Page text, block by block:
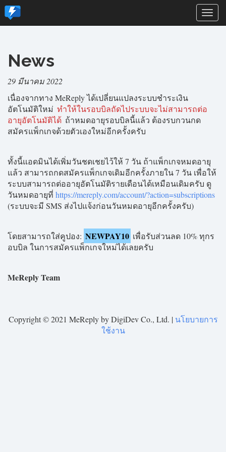
News
29 มีนาคม 2022
เนื่องจากทาง MeReply ได้เปลี่ยนแปลงระบบชำระเงิน
อัตโนมัติใหม่ ทำให้ในรอบบิลถัดไประบบจะไม่สามารถต่อ
อายุอัตโนมัติได้ ถ้าหมดอายุรอบบิลนี้แล้ว ต้องรบกวนกด
สมัครแพ็กเกจด้วยตัวเองใหม่อีกครั้งครับ
ทั้งนี้แอดมินได้เพิ่มวันชดเชยไว้ให้ 7 วัน ถ้าแพ็กเกจหมดอายุ
แล้ว สามารถกดสมัครแพ็กเกจเดิมอีกครั้งภายใน 7 วัน เพื่อให้
ระบบสามารถต่ออายุอัตโนมัติรายเดือนได้เหมือนเดิมครับ ดู
วันหมดอายุที่ https://mereply.com/account/?action=subscriptions
(ระบบจะมี SMS ส่งไปแจ้งก่อนวันหมดอายุอีกครั้งครับ)
โดยสามารถใส่คูปอง: NEWPAY10 เพื่อรับส่วนลด 10% ทุกร
อบบิล ในการสมัครแพ็กเกจใหม่ได้เลยครับ
MeReply Team
Copyright © 2021 MeReply by DigiDev Co., Ltd. | นโยบายการ
ใช้งาน